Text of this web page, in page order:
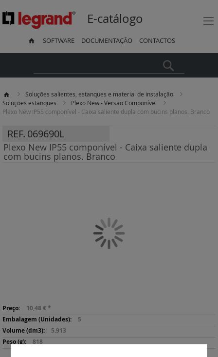
E-catálogo
SOFTWARE DOCUMENTAÇÃO CONTACTOS
Soluções salientes, estanques e material de instalação
Soluções estanques
Plexo New - Versão Componível
Plexo New IP55 componível - Caixa saliente dupla com bucins planos. Branco
REF. 069690L
Plexo New IP55 componível - Caixa saliente dupla
com bucins planos. Branco
Mais
informação
10,48 € *
5
5.913
818
para
o
início
Galeria